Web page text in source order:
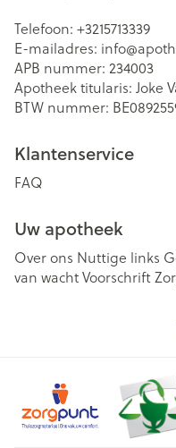
Telefoon: +3215713339
E-mailadres: info@
APB nummer: 234003
Apotheek titularis: Joke
BTW nummer:
Klantenservice
FAQ
Uw apotheek
Over ons Nuttige links
van wachtVoorschrift